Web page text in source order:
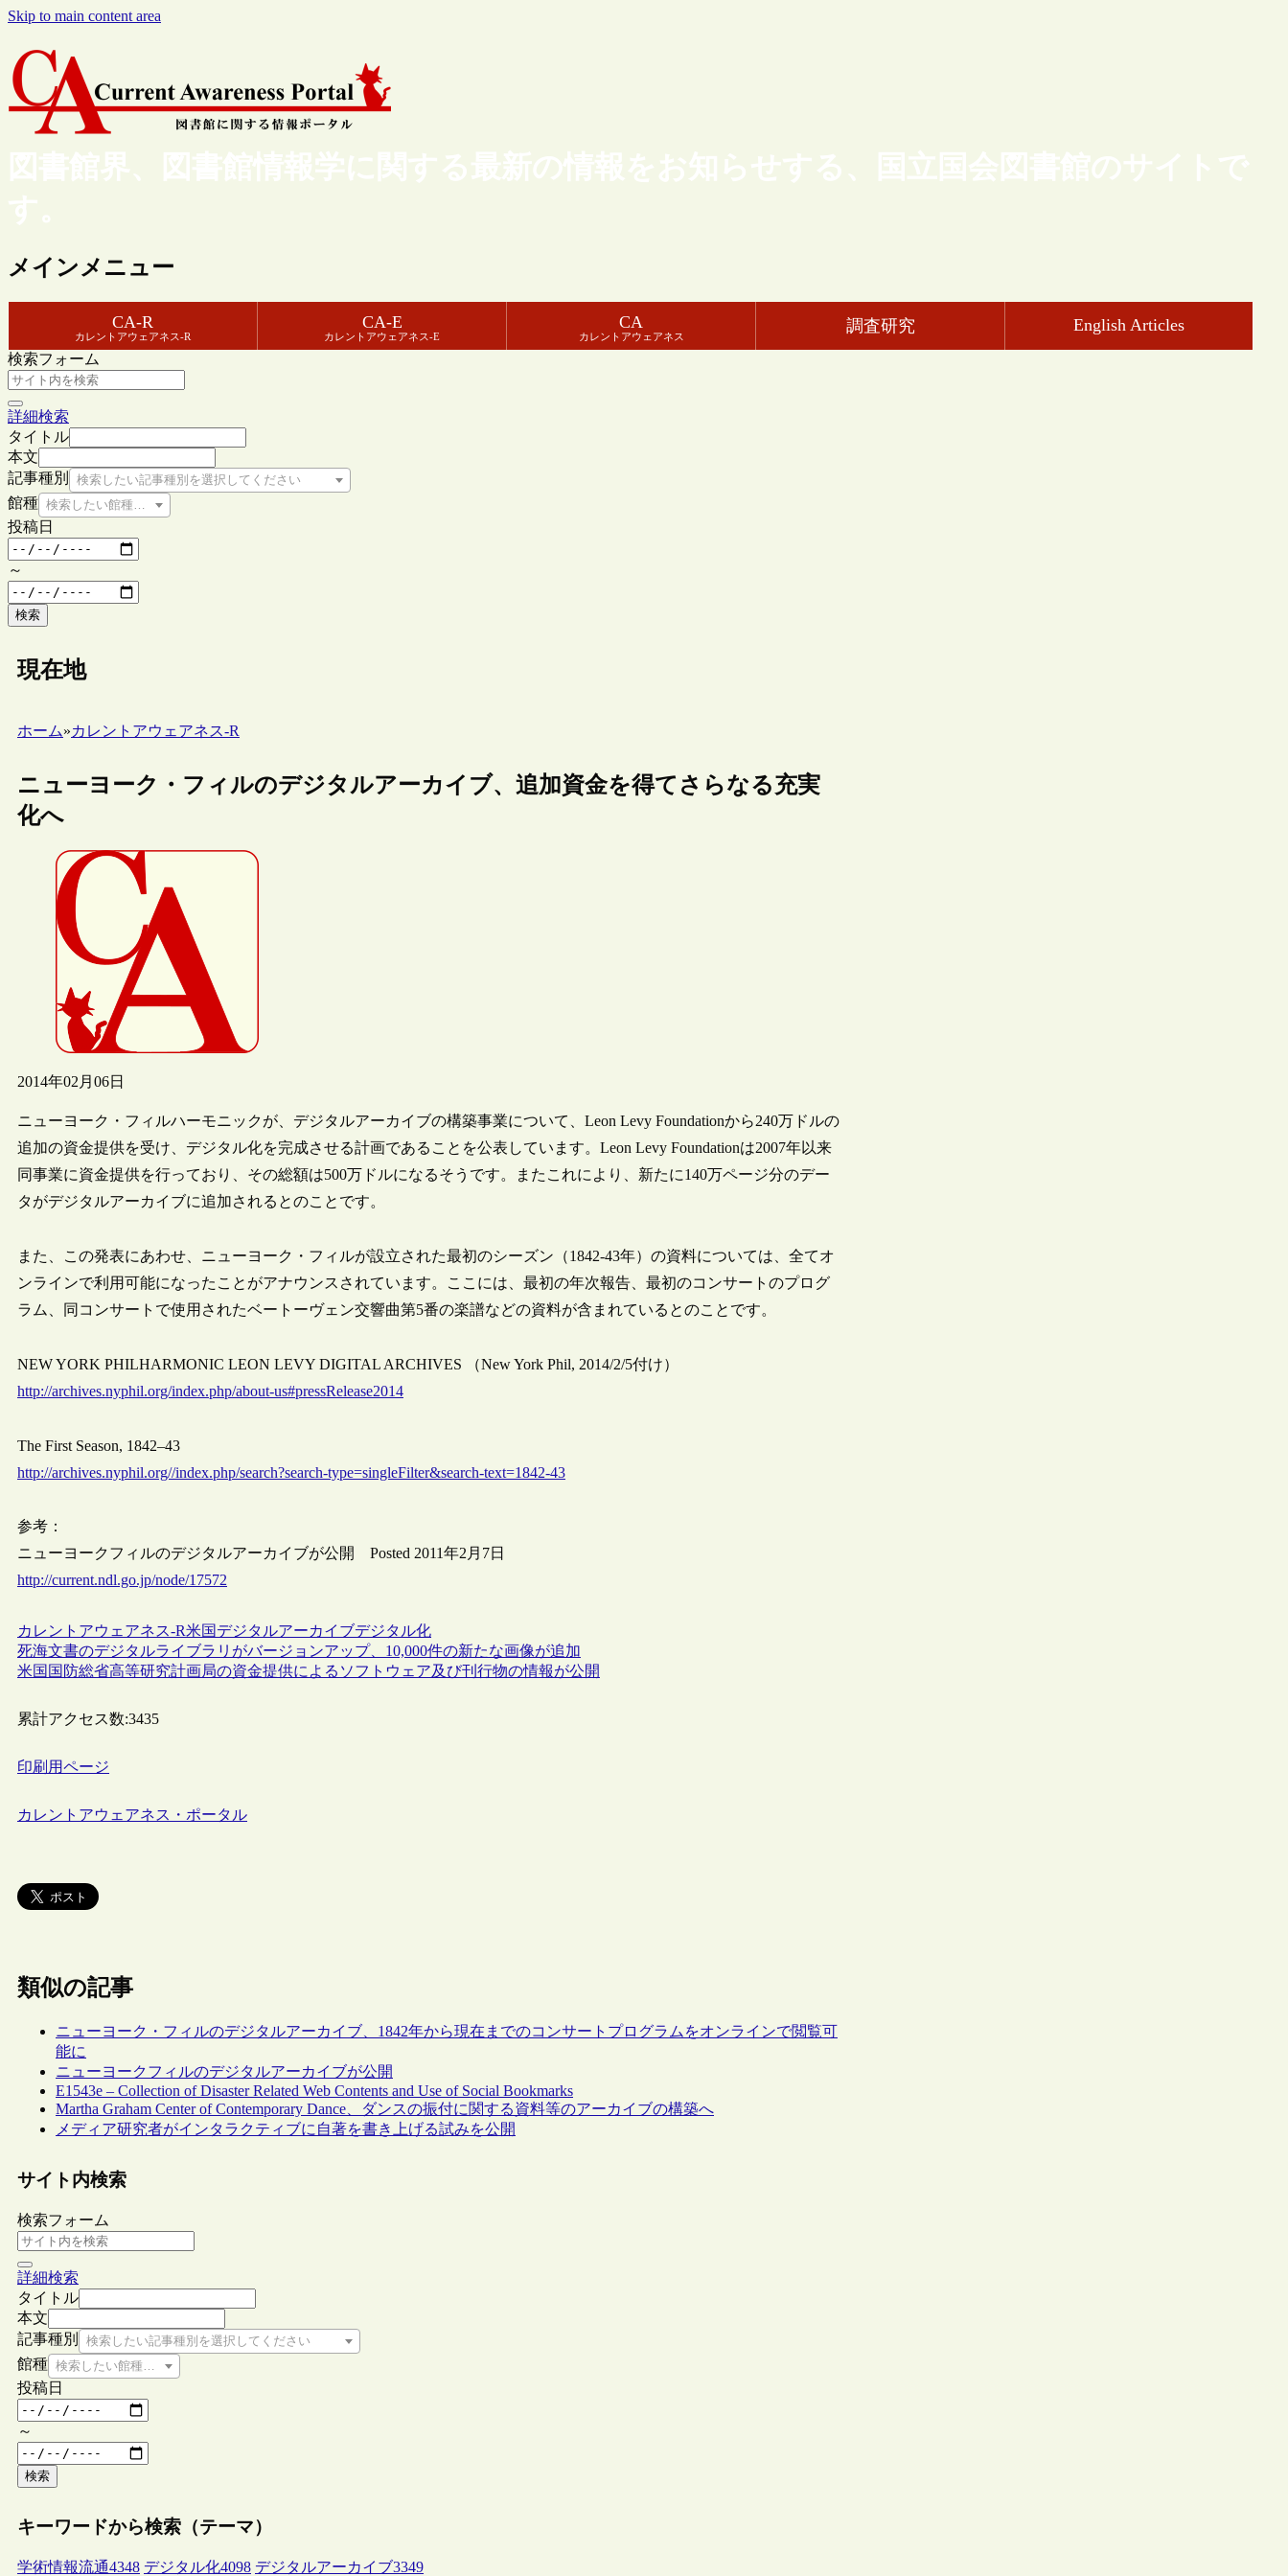
Skip to main content area
図書館界、図書館情報学に関する最新の情報をお知らせする、国立国会図書館のサイトで
す。
メインメニュー
CA-R
カレントアウェアネス-R
CA-E
カレントアウェアネス-E
CA
カレントアウェアネス
調査研究 English Articles
検索フォーム
詳細検索
タイトル
本文
記事種別
検索したい記事種別を選択してください
館種 検索したい館種を選択してください
投稿日
～
検索
現在地
ホーム»カレントアウェアネス-R
ニューヨーク・フィルのデジタルアーカイブ、追加資金を得てさらなる充実
化へ
2014年02月06日
ニューヨーク・フィルハーモニックが、デジタルアーカイブの構築事業について、Leon Levy Foundationから240万ドルの
追加の資金提供を受け、デジタル化を完成させる計画であることを公表しています。Leon Levy Foundationは2007年以来
同事業に資金提供を行っており、その総額は500万ドルになるそうです。またこれにより、新たに140万ページ分のデー
タがデジタルアーカイブに追加されるとのことです。
また、この発表にあわせ、ニューヨーク・フィルが設立された最初のシーズン（1842-43年）の資料については、全てオ
ンラインで利用可能になったことがアナウンスされています。ここには、最初の年次報告、最初のコンサートのプログ
ラム、同コンサートで使用されたベートーヴェン交響曲第5番の楽譜などの資料が含まれているとのことです。
NEW YORK PHILHARMONIC LEON LEVY DIGITAL ARCHIVES （New York Phil, 2014/2/5付け）
http://archives.nyphil.org/index.php/about-us#pressRelease2014
The First Season, 1842–43
http://archives.nyphil.org//index.php/search?search-type=singleFilter&search-text=1842-43
参考：
ニューヨークフィルのデジタルアーカイブが公開 Posted 2011年2月7日
http://current.ndl.go.jp/node/17572
カレントアウェアネス-R米国 デジタルアーカイブデジタル化
死海文書のデジタルライブラリがバージョンアップ、10,000件の新たな画像が追加
米国国防総省高等研究計画局の資金提供によるソフトウェア及び刊行物の情報が公開
累計アクセス数:3435
印刷用ページ
カレントアウェアネス・ポータル
類似の記事
ニューヨーク・フィルのデジタルアーカイブ、1842年から現在までのコンサートプログラムをオンラインで閲覧可
能に
ニューヨークフィルのデジタルアーカイブが公開
E1543e – Collection of Disaster Related Web Contents and Use of Social Bookmarks
Martha Graham Center of Contemporary Dance、ダンスの振付に関する資料等のアーカイブの構築へ
メディア研究者がインタラクティブに自著を書き上げる試みを公開
サイト内検索
検索フォーム
詳細検索
タイトル
本文
記事種別
検索したい記事種別を選択してください
館種 検索したい館種を選択してください
投稿日
～
検索
キーワードから検索（テーマ）
学術情報流通4348 デジタル化4098 デジタルアーカイブ3349